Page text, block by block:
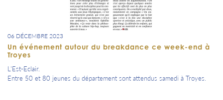
06 DÉCEMBRE 2023
Un événement autour du breakdance ce week-end à
Troyes
L'Est-Eclair.
Entre 50 et 80 jeunes du département sont attendus samedi à Troyes.